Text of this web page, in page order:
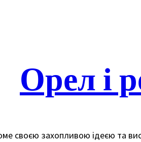
Орел і
своєю захопливою ідеєю та